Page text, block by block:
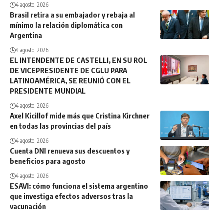
4 agosto, 2026
Brasil retira a su embajador y rebaja al
mínimo la relación diplomática con
Argentina
4 agosto, 2026
EL INTENDENTE DE CASTELLI, EN SU ROL
DE VICEPRESIDENTE DE CGLU PARA
LATINOAMÉRICA, SE REUNIÓ CON EL
PRESIDENTE MUNDIAL
4 agosto, 2026
Axel Kicillof mide más que Cristina Kirchner
en todas las provincias del país
4 agosto, 2026
Cuenta DNI renueva sus descuentos y
beneficios para agosto
4 agosto, 2026
ESAVI: cómo funciona el sistema argentino
que investiga efectos adversos tras la
vacunación